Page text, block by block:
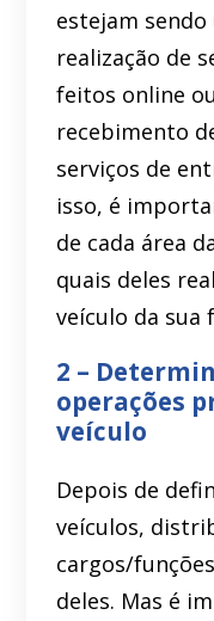
estejam
realização de
feitos online
recebimento
serviços de
isso, é
de cada área
quais deles
veículo da sua
2 –
operações
veículo
Depois de
veículos,
cargos/
deles. Mas é